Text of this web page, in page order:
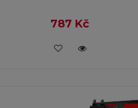
787 Kč
VLOŽIT DO KOŠÍKU